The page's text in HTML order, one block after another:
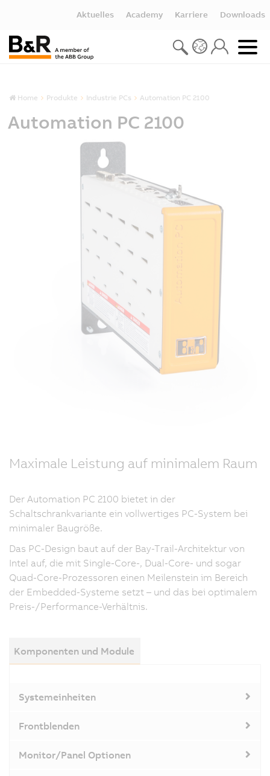
Aktuelles Academy Karriere Downloads
Home Produkte Industrie PCs Automation PC 2100
Automation PC 2100
Maximale Leistung auf minimalem Raum
Der Automation PC 2100 bietet in der
Schaltschrankvariante ein vollwertiges PC-System bei
minimaler Baugröße.
Das PC-Design baut auf der Bay-Trail-Architektur von
Intel auf, die mit Single-Core-, Dual-Core- und sogar
Quad-Core-Prozessoren einen Meilenstein im Bereich
der Embedded-Systeme setzt – und das bei optimalem
Preis-/Performance-Verhältnis.
Komponenten und Module
Systemeinheiten
Frontblenden
Monitor/Panel Optionen